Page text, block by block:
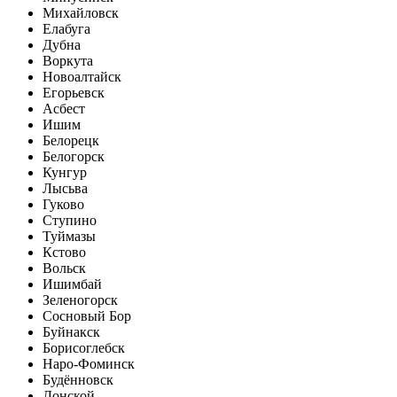
Михайловск
Елабуга
Дубна
Воркута
Новоалтайск
Егорьевск
Асбест
Ишим
Белорецк
Белогорск
Кунгур
Лысьва
Гуково
Ступино
Туймазы
Кстово
Вольск
Ишимбай
Зеленогорск
Сосновый Бор
Буйнакск
Борисоглебск
Наро-Фоминск
Будённовск